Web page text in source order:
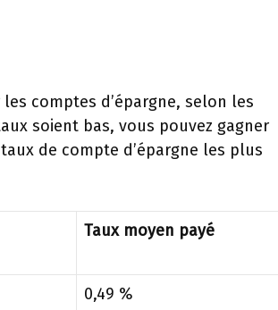
comptes d’épargne, selon les
soient bas, vous pouvez gagner
de compte d’épargne les plus
Taux moyen payé
0,49 %